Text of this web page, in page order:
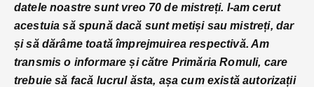
datele noastre sunt vreo 70 de mistreți. I-am cerut
acestuia să spună dacă sunt metiși sau mistreți, dar
și să dărâme toată împrejmuirea respectivă. Am
transmis o informare și către Primăria Romuli, care
trebuie să facă lucrul ăsta, așa cum există autorizații